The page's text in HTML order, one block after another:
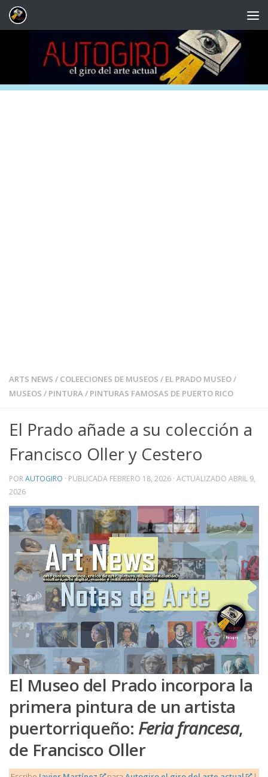
Saltar al contenido
ARTS NEWS / COLEECIONES DE MUSEOS / EL PRADO MUSEO/
MUSEOS / PINTURA/ PINTURAS FAMOSAS DE PUERTO RICO
El Prado añade a su colección a
Francisco Oller y Cestero
PORAUTOGIRO · PUBLICADA FEBRERO 18, 2026 · ACTUALIZADO ABRIL 9,
2026
El Museo del Prado incorpora la
primera pintura de un artista
puertorriqueño: Feria francesa,
de Francisco Oller